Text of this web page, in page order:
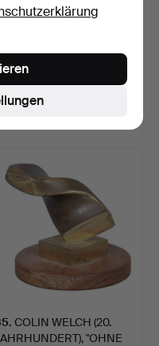
.GIPS-MAQUETTE
MÄNNLICHEN
. COLIN WELCH (20.
"OHNE